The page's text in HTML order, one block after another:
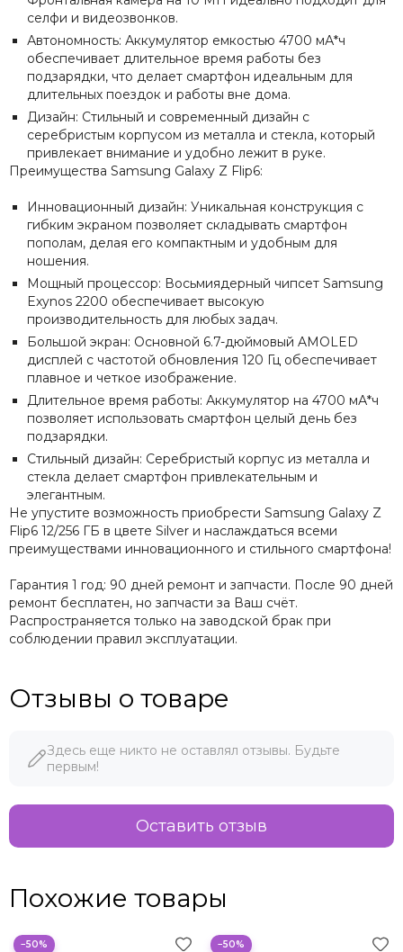
селфи и видеозвонков.
Автономность: Аккумулятор емкостью 4700 мА*ч
обеспечивает длительное время работы без
подзарядки, что делает смартфон идеальным для
длительных поездок и работы вне дома.
Дизайн: Стильный и современный дизайн с
серебристым корпусом из металла и стекла, который
привлекает внимание и удобно лежит в руке.
Преимущества Samsung Galaxy Z Flip6:
Инновационный дизайн: Уникальная конструкция с
гибким экраном позволяет складывать смартфон
пополам, делая его компактным и удобным для
ношения.
Мощный процессор: Восьмиядерный чипсет Samsung
Exynos 2200 обеспечивает высокую
производительность для любых задач.
Большой экран: Основной 6.7-дюймовый AMOLED
дисплей с частотой обновления 120 Гц обеспечивает
плавное и четкое изображение.
Длительное время работы: Аккумулятор на 4700 мА*ч
позволяет использовать смартфон целый день без
подзарядки.
Стильный дизайн: Серебристый корпус из металла и
стекла делает смартфон привлекательным и
элегантным.
Не упустите возможность приобрести Samsung Galaxy Z
Flip6 12/256 ГБ в цвете Silver и наслаждаться всеми
преимуществами инновационного и стильного смартфона!
Гарантия 1 год: 90 дней ремонт и запчасти. После 90 дней
ремонт бесплатен, но запчасти за Ваш счёт.
Распространяется только на заводской брак при
соблюдении правил эксплуатации.
Отзывы о товаре
Здесь еще никто не оставлял отзывы. Будьте
первым!
Оставить отзыв
Похожие товары
−50% −50%